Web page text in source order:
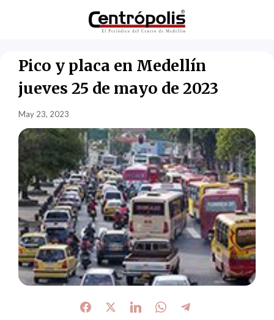
Pico y placa en Medellín
jueves 25 de mayo de 2023
May 23, 2023